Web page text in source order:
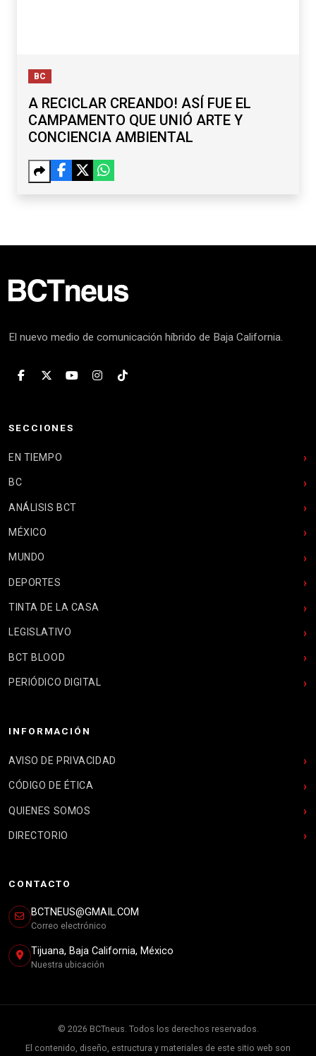
BC
A RECICLAR CREANDO! ASÍ FUE EL
CAMPAMENTO QUE UNIÓ ARTE Y
CONCIENCIA AMBIENTAL
El nuevo medio de comunicación híbrido de Baja California.
SECCIONES
EN TIEMPO
BC
ANÁLISIS BCT
MÉXICO
MUNDO
DEPORTES
TINTA DE LA CASA
LEGISLATIVO
BCT BLOOD
PERIÓDICO DIGITAL
INFORMACIÓN
AVISO DE PRIVACIDAD
CÓDIGO DE ÉTICA
QUIENES SOMOS
DIRECTORIO
CONTACTO
BCTNEUS@GMAIL.COM
Correo electrónico
Tijuana, Baja California, México
Nuestra ubicación
© 2026 BCTneus. Todos los derechos reservados.
El contenido, diseño, estructura y materiales de este sitio web son